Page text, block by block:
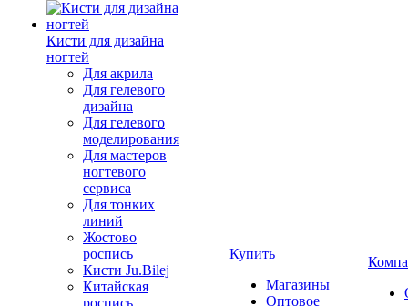
Кисти для дизайна
ногтей
Для акрила
Для гелевого
дизайна
Для гелевого
моделирования
Для мастеров
ногтевого
сервиса
Для тонких
линий
Жостово
роспись
Кисти Ju.Bilej
Китайская
роспись
Купить
Магазины
Оптовое